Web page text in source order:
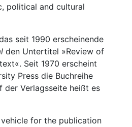
political and cultural
seit 1990 erscheinende
den Untertitel »Review of
Seit 1970 erscheint
Press die Buchreihe
der Verlagsseite heißt es
vehicle for the publication